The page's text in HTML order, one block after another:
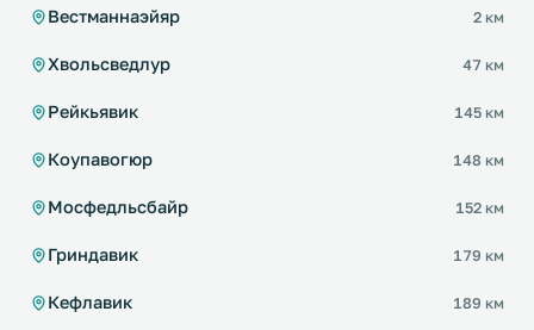
Вестманнаэйяр 2 км
Хвольсведлур 47 км
Рейкьявик 145 км
Коупавогюр 148 км
Мосфедльсбайр 152 км
Гриндавик 179 км
Кефлавик 189 км